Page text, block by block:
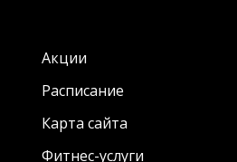
Акции
Расписание
Карта сайта
Фитнес-услуги